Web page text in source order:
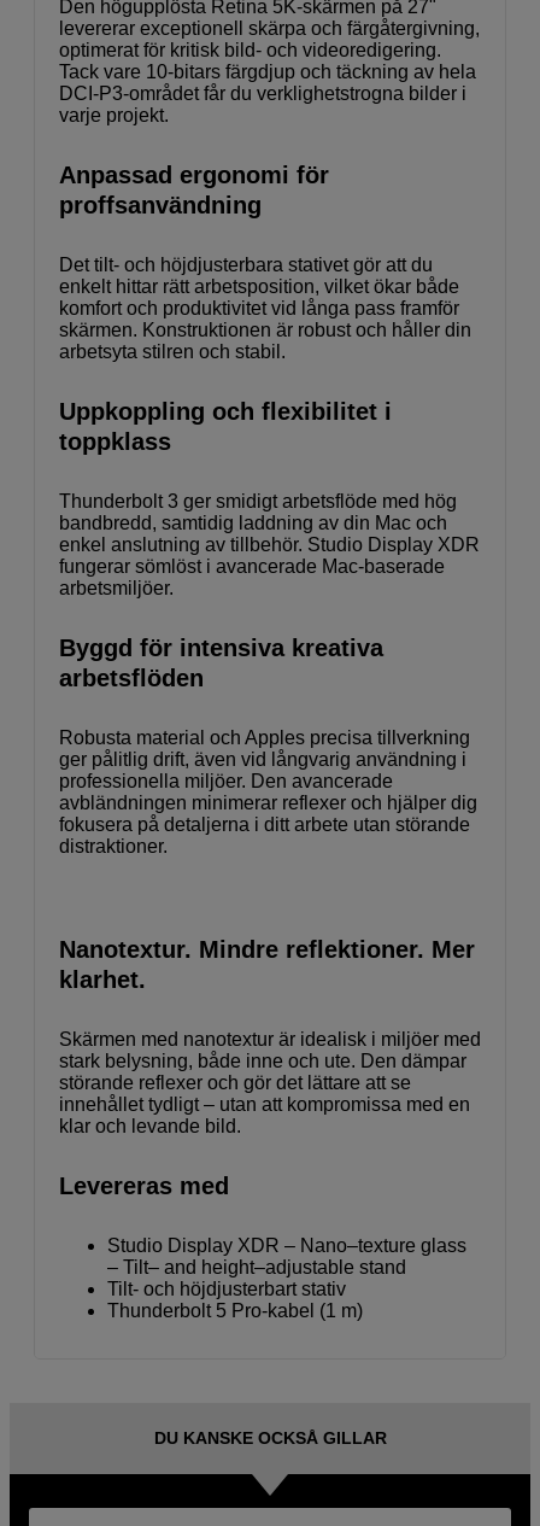
Den högupplösta Retina 5K-skärmen på 27"
levererar exceptionell skärpa och färgåtergivning,
optimerat för kritisk bild- och videoredigering.
Tack vare 10-bitars färgdjup och täckning av hela
DCI-P3-området får du verklighetstrogna bilder i
varje projekt.
Anpassad ergonomi för
proffsanvändning
Det tilt- och höjdjusterbara stativet gör att du
enkelt hittar rätt arbetsposition, vilket ökar både
komfort och produktivitet vid långa pass framför
skärmen. Konstruktionen är robust och håller din
arbetsyta stilren och stabil.
Uppkoppling och flexibilitet i
toppklass
Thunderbolt 3 ger smidigt arbetsflöde med hög
bandbredd, samtidig laddning av din Mac och
enkel anslutning av tillbehör. Studio Display XDR
fungerar sömlöst i avancerade Mac-baserade
arbetsmiljöer.
Byggd för intensiva kreativa
arbetsflöden
Robusta material och Apples precisa tillverkning
ger pålitlig drift, även vid långvarig användning i
professionella miljöer. Den avancerade
avbländningen minimerar reflexer och hjälper dig
fokusera på detaljerna i ditt arbete utan störande
distraktioner.
Nanotextur. Mindre reflektioner. Mer
klarhet.
Skärmen med nanotextur är idealisk i miljöer med
stark belysning, både inne och ute. Den dämpar
störande reflexer och gör det lättare att se
innehållet tydligt – utan att kompromissa med en
klar och levande bild.
Levereras med
Studio Display XDR – Nano–texture glass
– Tilt– and height–adjustable stand
Tilt- och höjdjusterbart stativ
Thunder­bolt 5 Pro-kabel (1 m)
DU KANSKE OCKSÅ GILLAR